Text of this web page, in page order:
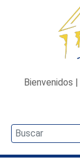
Bienvenidos |